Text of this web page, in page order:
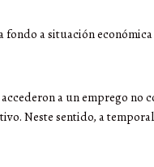
fondo a situación
a un emprego no
Neste sentido, a